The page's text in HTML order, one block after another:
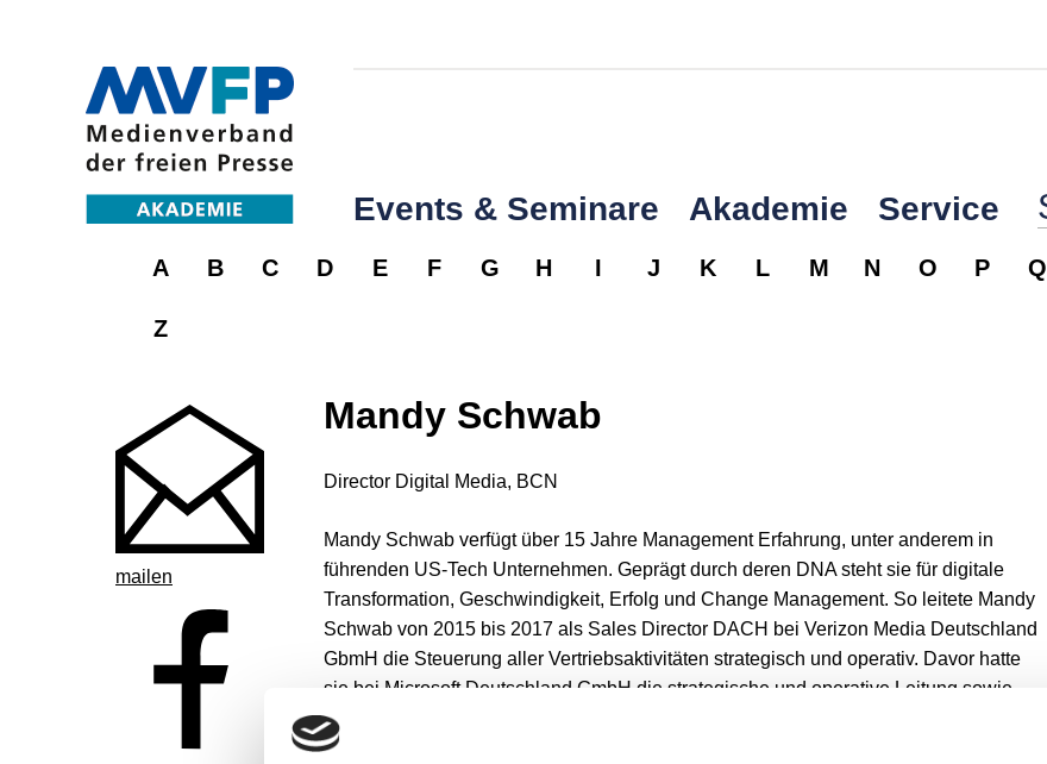
Events & Seminare Akademie Service
A B C D E F G H I J K L M N O P Q
Z
mailen
Mandy Schwab
Director Digital Media, BCN
Mandy Schwab verfügt über 15 Jahre Management Erfahrung, unter anderem in
führenden US-Tech Unternehmen. Geprägt durch deren DNA steht sie für digitale
Transformation, Geschwindigkeit, Erfolg und Change Management. So leitete Mandy
Schwab von 2015 bis 2017 als Sales Director DACH bei Verizon Media Deutschland
GbmH die Steuerung aller Vertriebsaktivitäten strategisch und operativ. Davor hatte
sie bei Microsoft Deutschland GmbH die strategische und operative Leitung sowie
Steuerung der Vertriebsaktivitäten des gesamten Microsoft Advertising Portfolios
inne. Seit 2017 ist die Digital Expertin beim BCN für den Aufbau, die strategische